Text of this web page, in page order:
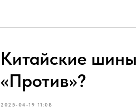
Китайские
«Против»?
2025-04-19 11:08